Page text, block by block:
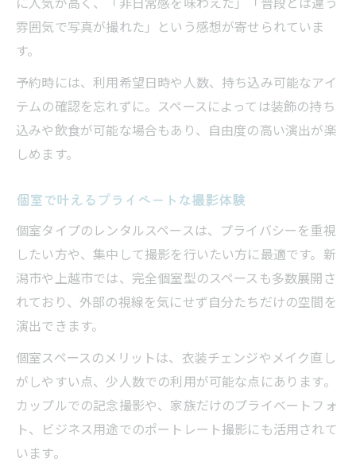
雰囲気で写真が撮れた」という感想が寄せられていま
す。
予約時には、利用希望日時や人数、持ち込み可能なアイ
テムの確認を忘れずに。スペースによっては装飾の持ち
込みや飲食が可能な場合もあり、自由度の高い演出が楽
しめます。
個室で叶えるプライベートな撮影体験
個室タイプのレンタルスペースは、プライバシーを重視
したい方や、集中して撮影を行いたい方に最適です。新
潟市や上越市では、完全個室型のスペースも多数展開さ
れており、外部の視線を気にせず自分たちだけの空間を
演出できます。
個室スペースのメリットは、衣装チェンジやメイク直し
がしやすい点、少人数での利用が可能な点にあります。
カップルでの記念撮影や、家族だけのプライベートフォ
ト、ビジネス用途でのポートレート撮影にも活用されて
います。